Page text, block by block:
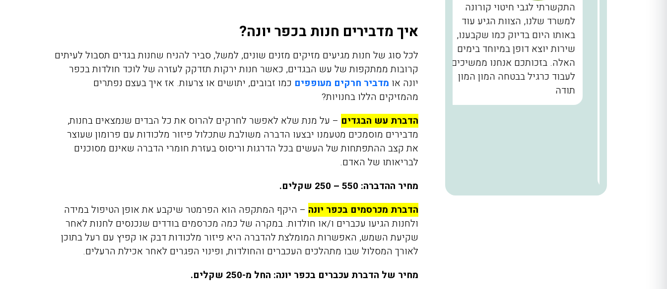
התקשרתי לגבי חיטוי קורונה
למשרד שלנו, הצוות הגיע עוד
באותו היום בדיוק כמו שקבענו,
שירות יוצא דופן במיוחד בימים
האלה. בזכותכם אנחנו ממשיכים
לעבוד כרגיל בבטחה המון המון
תודה
בפרקט, הגיע בחור בשם דני ביצע
את העבודה בצורה מושלמת וגם
נתן לנו אחריות ככה שאנחנו
רגועים, חודשיים אחרי ואין זכר
לטרמיטים. תודה על השירות
הסופר מקצועי ועל ההסבר לפני
ואחרי ההדברהיש לציין שהמדביר
הגיע עם כפפות ומסכה כמו
שביקשתי
היה פה, פשוט תענוג של שירות
אין דברים כאלה. תודה
נעקצים בלילה זה היה
כולם כבר החליטו שיש לנו
פשפשים בכל הבית עד
אליכם מהמלצה שקיבלנו
מטעמכם בדק וראה שיש
לעשות טיפול רק בחדר
הוגן, יושרה, אין לי ספק
איך מדבירים חנות בכפר יונה?
לכל סוג של חנות מגיעים מזיקים מזנים שונים, למשל, סביר להניח שחנות בגדים תסבול לעיתים
קרובות ממתקפות של עש הבגדים, כאשר חנות ירקות תזדקק לעזרה של לוכד חולדות בכפר
יונה או מדביר חרקים מעופפים כמו זבובים, יתושים או צרעות. אז איך בעצם נפתרים
מהמזיקים הללו בחנויות?
הדברת עש הבגדים – על מנת שלא לאפשר לחרקים להרוס את כל הבדים שנמצאים בחנות,
מדבירים מוסמכים מטעמנו יבצעו הדברה משולבת שתכלול פיזור מלכודות עם פרומון שעוצר
את קצב ההתפתחות של העשים בכל הדרגות וריסוס בעזרת חומרי הדברה שאינם מסוכנים
לבריאותו של האדם.
מחיר ההדברה: 550 – 250 שקלים.
הדברת מכרסמים בכפר יונה – היקף המתקפה הוא הפרמטר שיקבע את אופן הטיפול במידה
ולחנות הגיעו עכברים ו/או חולדות. במקרה של כמה מכרסמים בודדים שנכנסים לחנות לאחר
שקיעת השמש, האפשרות המומלצת להדברה היא פיזור מלכודות דבק או קפיץ עם רעל בתוכן
לאורך המסלול שבו מתהלכים העכברים והחולדות, ופינוי הפגרים לאחר אכילת הרעלים.
מחיר של הדברת עכברים בכפר יונה: החל מ-250 שקלים.